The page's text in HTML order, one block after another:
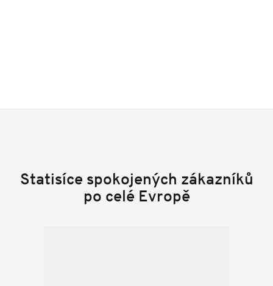
Statisíce spokojených zákazníků
po celé Evropě